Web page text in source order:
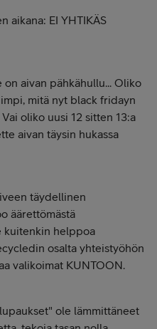
aikana: EI YHTIKÄS
aivan pähkähullu... Oliko
mitä nyt black fridayn
oliko uusi 12 sitten 13:a
aivan täysin hukassa
täydellinen
äärettömästä
kuitenkin helppoa
osalta yhteistyöhön
valikoimat KUNTOON.
ole lämmittäneet